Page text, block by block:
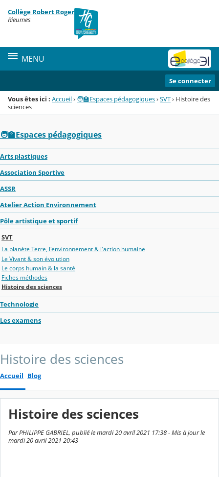
Menu de la rubrique
Contenu
Collège Robert Roger
Rieumes
MENU
Se connecter
Vous êtes ici : Accueil› 🧑‍🏫Espaces pédagogiques›SVT› Histoire des
sciences
🧑‍🏫Espaces pédagogiques
Arts plastiques
Association Sportive
ASSR
Atelier Action Environnement
Pôle artistique et sportif
SVT
La planète Terre, l'environnement & l'action humaine
Le Vivant & son évolution
Le corps humain & la santé
Fiches méthodes
Histoire des sciences
Technologie
Les examens
Histoire des sciences
Accueil Blog
Histoire des sciences
Par PHILIPPE GABRIEL, publié le mardi 20 avril 2021 17:38 - Mis à jour le
mardi 20 avril 2021 20:43